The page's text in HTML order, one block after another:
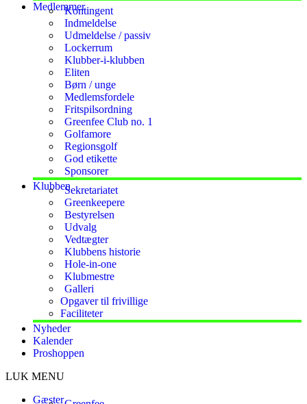
MedlemmerKontingent
Indmeldelse
Udmeldelse / passiv
Lockerrum
Klubber-i-klubben
Eliten
Børn / unge
Medlemsfordele
Fritspilsordning
Greenfee Club no. 1
Golfamore
Regionsgolf
God etikette
Sponsorer
KlubbenSekretariatet
Greenkeepere
Bestyrelsen
Udvalg
Vedtægter
Klubbens historie
Hole-in-one
Klubmestre
Galleri
Opgaver til frivillige
Faciliteter
Nyheder
Kalender
Proshoppen
LUK MENU
Gæster